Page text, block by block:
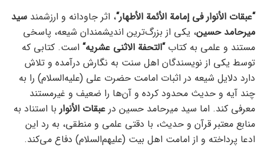
“عبقات الأنوار فی إمامة الأئمة الأطهار“، اثر جاودانه و ارزشمند سید
میرحامد حسین، یکی از بزرگ‌ترین اندیشمندان شیعه، پاسخی
مستند و علمی به کتاب“التحفة الاثنی عشریه“ است. کتابی که
توسط یکی از نویسندگان اهل سنت به نگارش درآمده و تلاش
دارد دلایل شیعه در اثبات امامت حضرت علی (علیه‌السلام) را به
چند آیه و حدیث محدود کرده و آن‌ها را ضعیف و غیرمستند
معرفی کند. اما سید میرحامد حسین در عبقات الأنواربا استناد به
منابع معتبر قرآن و حدیث، با دقتی علمی و منطقی، به رد این
ادعا پرداخته و از امامت اهل بیت (علیهم‌السلام) دفاع می‌کند.